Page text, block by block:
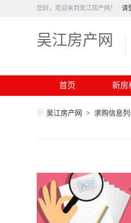
您好，欢迎来到吴江房产网！ 请
吴江房产网
首页 新房
吴江房产网 > 求购信息列